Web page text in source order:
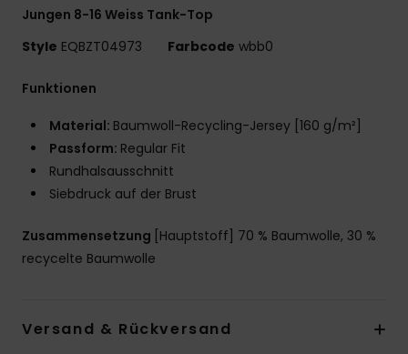
Jungen 8-16 Weiss Tank-Top
Style EQBZT04973 Farbcode wbb0
Funktionen
Material: Baumwoll-Recycling-Jersey [160 g/m²]
Passform: Regular Fit
Rundhalsausschnitt
Siebdruck auf der Brust
Zusammensetzung [Hauptstoff] 70 % Baumwolle, 30 %
recycelte Baumwolle
Versand & Rückversand